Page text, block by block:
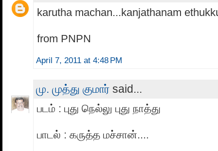
karutha machan...kanjathanam
from PNPN
April 7, 2011 at 4:48 PM
மு. முத்து குமார் said...
படம் : புது நெல்லு புது நாத்து
பாடல் : கருத்த மச்சான்....